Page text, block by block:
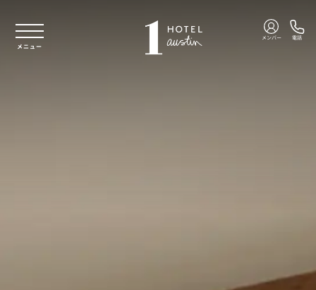
メニュー
メンバー 電話